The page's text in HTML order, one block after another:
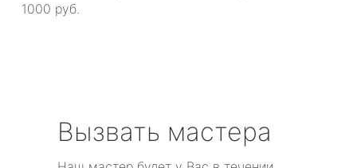
1000 руб.
Вызвать мастера